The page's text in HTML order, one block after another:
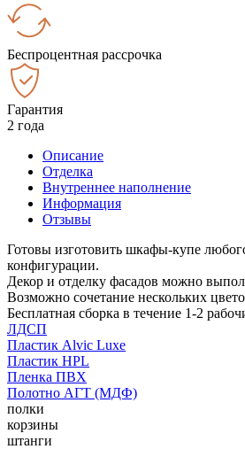
Беспроцентная рассрочка
Гарантия
2 года
Описание
Отделка
Внутреннее наполнение
Информация
Отзывы
Готовы изготовить шкафы-купе
конфигурации.
Декор и отделку фасадов можно
Возможно сочетание нескольких
Бесплатная сборка в течение 1-2
ЛДСП
Пластик Alvic Luxe
Пластик HPL
Пленка ПВХ
Полотно АГТ (МДФ)
полки
корзины
штанги